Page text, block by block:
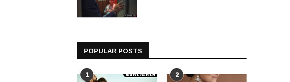
POPULAR POSTS
1 2